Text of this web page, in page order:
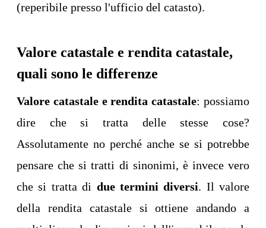
(reperibile presso l'ufficio del catasto).
Valore catastale e rendita catastale,
quali sono le differenze
Valore catastale e rendita catastale: possiamo
dire che si tratta delle stesse cose?
Assolutamente no perché anche se si potrebbe
pensare che si tratti di sinonimi, è invece vero
che si tratta di due termini diversi. Il valore
della rendita catastale si ottiene andando a